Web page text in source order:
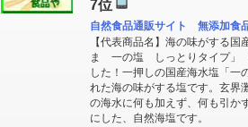
7位
自然食品通販サイト 無添加食
【代表商品名】海の味がする
ま 一の塩 しっとりタイプ」
した！一押しの国産海水塩「一
れた海の味がする塩です。玄界
の海水に何も加えず、何も引か
にした、自然海塩です。